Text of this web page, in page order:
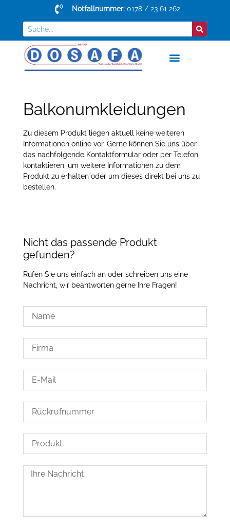
Notfallnummer: 0178 / 23 61 262
Balkonumkleidungen
Zu diesem Produkt liegen aktuell keine weiteren
Informationen online vor. Gerne können Sie uns über
das nachfolgende Kontaktformular oder per Telefon
kontaktieren, um weitere Informationen zu dem
Produkt zu erhalten oder um dieses direkt bei uns zu
bestellen.
Nicht das passende Produkt
gefunden?
Rufen Sie uns einfach an oder schreiben uns eine
Nachricht, wir beantworten gerne Ihre Fragen!